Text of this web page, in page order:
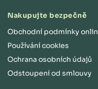
Nakupujte bezpečně
Obchodní podmínky
Používání cookies
Ochrana osobních údajů
Odstoupení od smlouvy